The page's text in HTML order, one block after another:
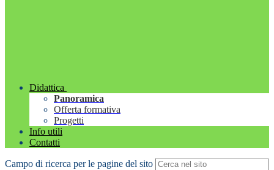
Didattica
Panoramica
Offerta formativa
Progetti
Info utili
Contatti
Campo di ricerca per le pagine del sito